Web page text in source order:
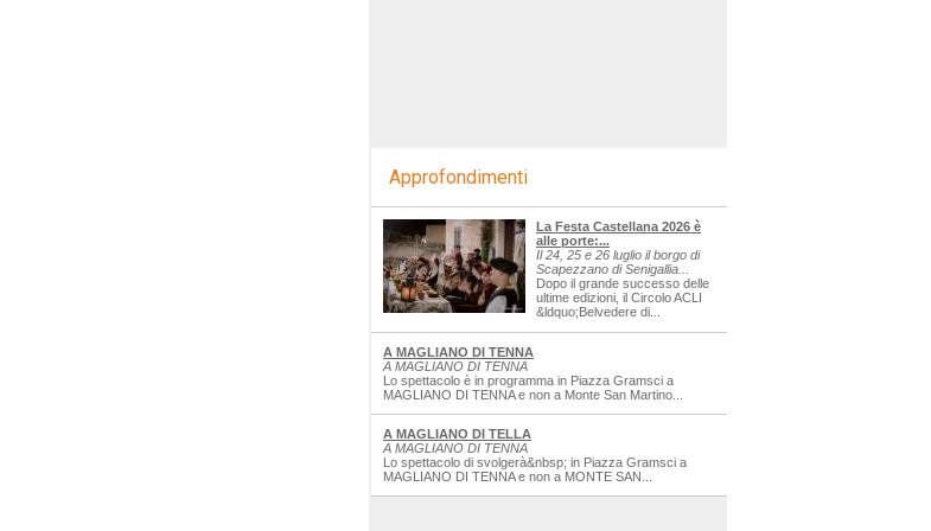
Approfondimenti
La Festa Castellana 2026 è
alle porte:...
Il 24, 25 e 26 luglio il borgo di
Scapezzano di Senigallia...
Dopo il grande successo delle
ultime edizioni, il Circolo ACLI
&ldquo;Belvedere di...
A MAGLIANO DI TENNA
A MAGLIANO DI TENNA
Lo spettacolo è in programma in Piazza Gramsci a
MAGLIANO DI TENNA e non a Monte San Martino...
A MAGLIANO DI TELLA
A MAGLIANO DI TENNA
Lo spettacolo di svolgerà&nbsp; in Piazza Gramsci a
MAGLIANO DI TENNA e non a MONTE SAN...